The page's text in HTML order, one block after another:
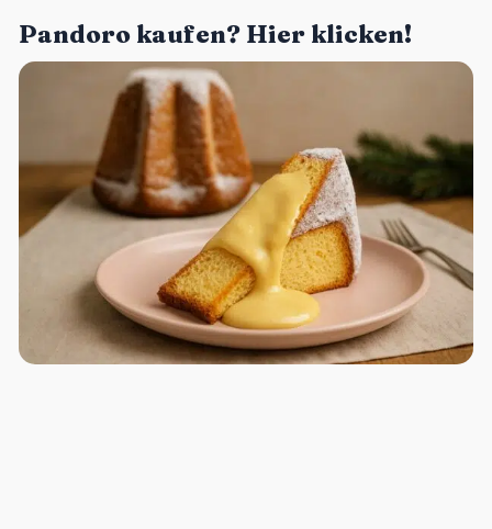
Pandoro kaufen? Hier klicken!